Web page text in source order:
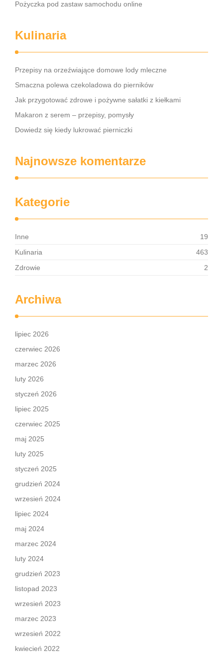
Pożyczka pod zastaw samochodu online
Kulinaria
Przepisy na orzeźwiające domowe lody mleczne
Smaczna polewa czekoladowa do pierników
Jak przygotować zdrowe i pożywne sałatki z kiełkami
Makaron z serem – przepisy, pomysły
Dowiedz się kiedy lukrować pierniczki
Najnowsze komentarze
Kategorie
Inne
19
Kulinaria
463
Zdrowie
2
Archiwa
lipiec 2026
czerwiec 2026
marzec 2026
luty 2026
styczeń 2026
lipiec 2025
czerwiec 2025
maj 2025
luty 2025
styczeń 2025
grudzień 2024
wrzesień 2024
lipiec 2024
maj 2024
marzec 2024
luty 2024
grudzień 2023
listopad 2023
wrzesień 2023
marzec 2023
wrzesień 2022
kwiecień 2022